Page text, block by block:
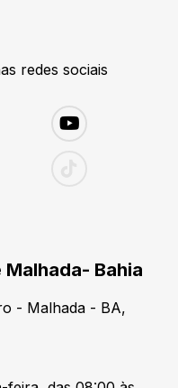
redes sociais
Bahia
- Malhada - BA,